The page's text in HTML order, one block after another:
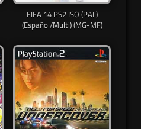
FIFA 14 PS2 ISO (PAL)
(Español/Multi) (MG-MF)